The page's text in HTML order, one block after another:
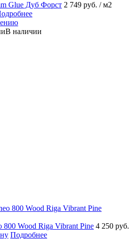
Glue Дуб Форст 2 749 руб. / м2
В наличии
Wood Riga Vibrant Pine 4 250 руб.
Подробнее